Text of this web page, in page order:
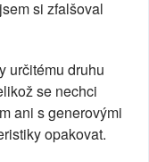
si zfalšoval
určitému druhu
se nechci
ani s generovými
opakovat.